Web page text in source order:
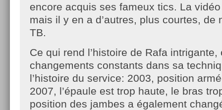
encore acquis ses fameux tics. La
mais il y en a d’autres, plus courtes, de
TB.
Ce qui rend l’histoire de Rafa intrigante,
changements constants dans sa
l’histoire du service: 2003, position
2007, l’épaule est trop haute, le bras
position des jambes a également